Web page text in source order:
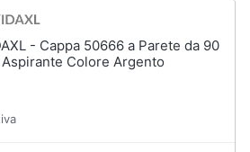
- Cappa 50666 a Parete da 90
Colore Argento